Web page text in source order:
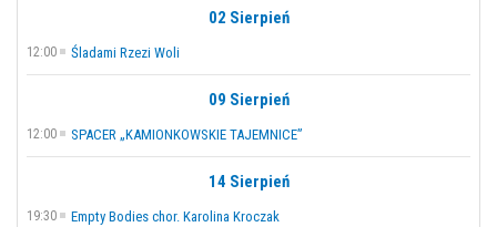
02 Sierpień
12:00 Śladami Rzezi Woli
09 Sierpień
12:00 SPACER „KAMIONKOWSKIE TAJEMNICE”
14 Sierpień
19:30 Empty Bodies chor. Karolina Kroczak